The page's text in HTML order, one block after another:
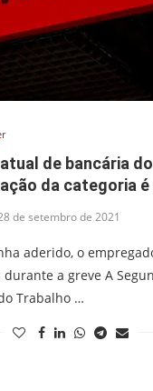
de bancária
da categoria é
de setembro de 2021
aderido, o
a greve A
Trabalho …